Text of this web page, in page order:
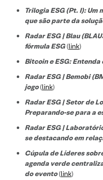
Trilogia ESG (Pt. I): Um
que são parte da
Radar ESG | Blau
fórmula ESG(link)
Bitcoin e ESG: Entenda
Radar ESG | Bemobi
jogo(link)
Radar ESG | Setor de
Preparando-se para a
Radar ESG |
se destacando em
Cúpula de Líderes
agenda verde
do evento(link)